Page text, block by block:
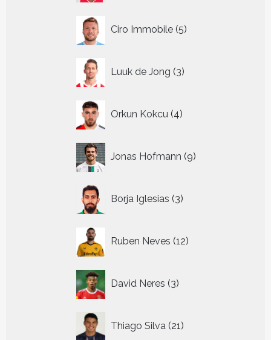
Ciro Immobile 5
producten
Luuk de Jong 3
producten
Orkun Kokcu 4
producten
Jonas Hofmann 9
producten
Borja Iglesias 3
producten
Ruben Neves 12
producten
David Neres 3
producten
Thiago Silva 21
producten